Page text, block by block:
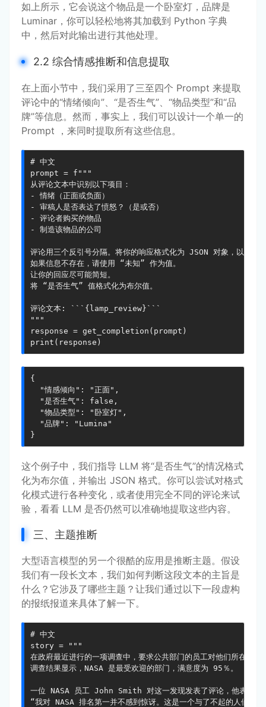
如上所示，它会说这个物品是一个卧室灯，品牌是
Luminar，你可以轻松地将其加载到 Python 字典
中，然后对此输出进行其他处理。
2.2 综合情感推断和信息提取
在上面小节中，我们采用了三至四个 Prompt 来提取
评论中的“情绪倾向”、“是否生气”、“物品类型”和“品
牌”等信息。然而，事实上，我们可以设计一个单一的
Prompt ，来同时提取所有这些信息。
# 中文
prompt = f"""
从评论文本中识别以下项目：
- 情绪（正面或负面）
- 审稿人是否表达了愤怒？（是或否）
- 评论者购买的物品
- 制造该物品的公司
评论用三个反引号分隔。将你的响应格式化为 JSON 对象，以 “
如果信息不存在，请使用 “未知” 作为值。
让你的回应尽可能简短。
将 “是否生气” 值格式化为布尔值。
评论文本: ```{lamp_review}```
"""
response = get_completion(prompt)
print(response)
{
  "情感倾向": "正面",
  "是否生气": false,
  "物品类型": "卧室灯",
  "品牌": "Lumina"
}
这个例子中，我们指导 LLM 将“是否生气”的情况格式
化为布尔值，并输出 JSON 格式。你可以尝试对格式
化模式进行各种变化，或者使用完全不同的评论来试
验，看看 LLM 是否仍然可以准确地提取这些内容。
三、主题推断
大型语言模型的另一个很酷的应用是推断主题。假设
我们有一段长文本，我们如何判断这段文本的主旨是
什么？它涉及了哪些主题？让我们通过以下一段虚构
的报纸报道来具体了解一下。
# 中文
story = """
在政府最近进行的一项调查中，要求公共部门的员工对他们所在部门
调查结果显示，NASA 是最受欢迎的部门，满意度为 95％。
一位 NASA 员工 John Smith 对这一发现发表了评论，他表示：
“我对 NASA 排名第一并不感到惊讶。这是一个与了不起的人们和